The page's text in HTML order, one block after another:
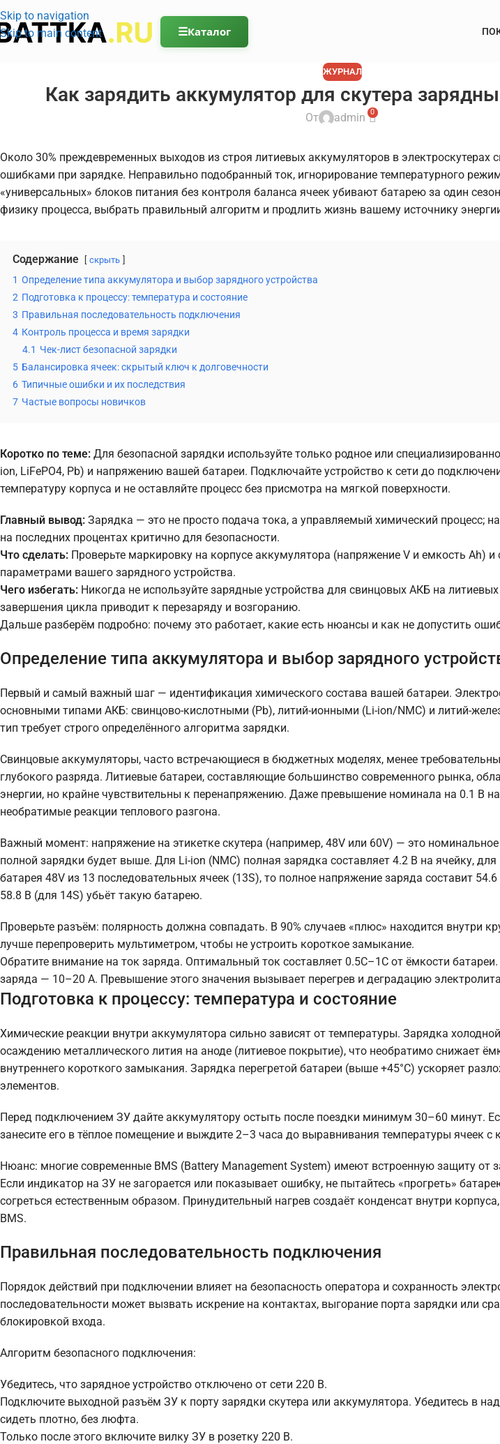
Skip to navigation
Skip to main content
☰Каталог
ЖУРНАЛ
Как зарядить аккумулятор для скутера
От admin 0
Около 30% преждевременных выходов из строя литиевых аккумуляторов в электроскутерах
ошибками при зарядке. Неправильно подобранный ток, игнорирование температурного
«универсальных» блоков питания без контроля баланса ячеек убивают батарею за один
физику процесса, выбрать правильный алгоритм и продлить жизнь вашему источнику
Содержание скрыть
1 Определение типа аккумулятора и выбор зарядного устройства
2 Подготовка к процессу: температура и состояние
3 Правильная последовательность подключения
4 Контроль процесса и время зарядки
4.1 Чек-лист безопасной зарядки
5 Балансировка ячеек: скрытый ключ к долговечности
6 Типичные ошибки и их последствия
7 Частые вопросы новичков
Коротко по теме: Для безопасной зарядки используйте только родное или
ion, LiFePO4, Pb) и напряжению вашей батареи. Подключайте устройство к сети до
температуру корпуса и не оставляйте процесс без присмотра на мягкой поверхности.
Главный вывод: Зарядка — это не просто подача тока, а управляемый химический процесс;
на последних процентах критично для безопасности.
Что сделать: Проверьте маркировку на корпусе аккумулятора (напряжение V и емкость Ah) и
параметрами вашего зарядного устройства.
Чего избегать: Никогда не используйте зарядные устройства для свинцовых АКБ на
завершения цикла приводит к перезаряду и возгоранию.
Дальше разберём подробно: почему это работает, какие есть нюансы и как не допустить
Определение типа аккумулятора и выбор зарядного
Первый и самый важный шаг — идентификация химического состава вашей батареи.
основными типами АКБ: свинцово-кислотными (Pb), литий-ионными (Li-ion/NMC) и литий-
тип требует строго определённого алгоритма зарядки.
Свинцовые аккумуляторы, часто встречающиеся в бюджетных моделях, менее
глубокого разряда. Литиевые батареи, составляющие большинство современного рынка,
энергии, но крайне чувствительны к перенапряжению. Даже превышение номинала на 0.1 В
необратимые реакции теплового разгона.
Важный момент: напряжение на этикетке скутера (например, 48V или 60V) — это
полной зарядки будет выше. Для Li-ion (NMC) полная зарядка составляет 4.2 В на ячейку,
батарея 48V из 13 последовательных ячеек (13S), то полное напряжение заряда составит
58.8 В (для 14S) убьёт такую батарею.
Проверьте разъём: полярность должна совпадать. В 90% случаев «плюс» находится внутри
лучше перепроверить мультиметром, чтобы не устроить короткое замыкание.
Обратите внимание на ток заряда. Оптимальный ток составляет 0.5C–1C от ёмкости
заряда — 10–20 А. Превышение этого значения вызывает перегрев и деградацию
Подготовка к процессу: температура и состояние
Химические реакции внутри аккумулятора сильно зависят от температуры. Зарядка
осаждению металлического лития на аноде (литиевое покрытие), что необратимо снижает
внутреннего короткого замыкания. Зарядка перегретой батареи (выше +45°C) ускоряет
элементов.
Перед подключением ЗУ дайте аккумулятору остыть после поездки минимум 30–60 минут.
занесите его в тёплое помещение и выждите 2–3 часа до выравнивания температуры ячеек с
Нюанс: многие современные BMS (Battery Management System) имеют встроенную защиту от
Если индикатор на ЗУ не загорается или показывает ошибку, не пытайтесь «прогреть»
согреться естественным образом. Принудительный нагрев создаёт конденсат внутри
BMS.
Правильная последовательность подключения
Порядок действий при подключении влияет на безопасность оператора и сохранность
последовательности может вызвать искрение на контактах, выгорание порта зарядки или
блокировкой входа.
Алгоритм безопасного подключения:
Убедитесь, что зарядное устройство отключено от сети 220 В.
Подключите выходной разъём ЗУ к порту зарядки скутера или аккумулятора. Убедитесь в
сидеть плотно, без люфта.
Только после этого включите вилку ЗУ в розетку 220 В.